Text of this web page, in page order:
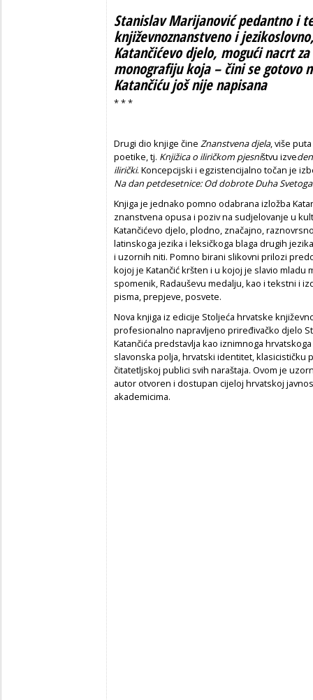
Stanislav Marijanović pedantno i
književnoznanstveno i
Katančićevo djelo, mogući nacrt
monografiju koja – čini se gotovo
Katančiću još nije napisana
* * *
Drugi dio knjige čine Znanstvena djela, više
poetike, tj. Knjižica o iliričkom pjesništvu izve
ilirički. Koncepcijski i egzistencijalno točan je
Na dan petdesetnice: Od dobrote Duha Svetoga
Knjiga je jednako pomno odabrana izložba
znanstvena opusa i poziv na sudjelovanje u
Katančićevo djelo, plodno, značajno,
latinskoga jezika i leksičkoga blaga drugih
i uzornih niti. Pomno birani slikovni prilozi
kojoj je Katančić kršten i u kojoj je slavio mladu
spomenik, Radauševu medalju, kao i tekstni i
pisma, prepjeve, posvete.
Nova knjiga iz edicije Stoljeća hrvatske
profesionalno napravljeno priređivačko djelo
Katančića predstavlja kao iznimnoga
slavonska polja, hrvatski identitet,
čitatetljskoj publici svih naraštaja. Ovom je
autor otvoren i dostupan cijeloj hrvatskoj
akademicima.